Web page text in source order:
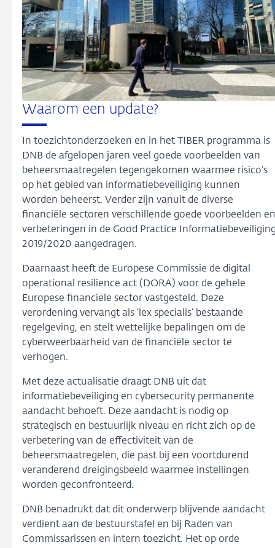
Waarom een update?
In toezichtonderzoeken en in het TIBER programma is
DNB de afgelopen jaren veel goede voorbeelden van
beheersmaatregelen tegengekomen waarmee risico’s
op het gebied van informatiebeveiliging kunnen
worden beheerst. Verder zijn vanuit de diverse
financiële sectoren verschillende goede voorbeelden en
verbeteringen in de Good Practice
2019/2020 aangedragen.
Daarnaast heeft de Europese Commissie de digital
operational resilience act (DORA) voor de gehele
Europese financiële sector vastgesteld. Deze
verordening vervangt als ‘lex specialis’ bestaande
regelgeving, en stelt wettelijke bepalingen om de
cyberweerbaarheid van de financiële sector te
verhogen.
Met deze actualisatie draagt DNB uit dat
informatiebeveiliging en cybersecurity permanente
aandacht behoeft. Deze aandacht is nodig op
strategisch en bestuurlijk niveau en richt zich op de
verbetering van de effectiviteit van de
beheersmaatregelen, die past bij een voortdurend
veranderend dreigingsbeeld waarmee instellingen
worden geconfronteerd.
DNB benadrukt dat dit onderwerp blijvende aandacht
verdient aan de bestuurstafel en bij Raden van
Commissarissen en intern toezicht. Het op orde